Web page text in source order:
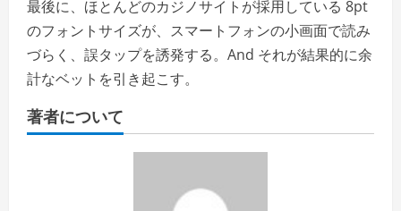
最後に、ほとんどのカジノサイトが採用している 8pt
のフォントサイズが、スマートフォンの小画面で読み
づらく、誤タップを誘発する。And それが結果的に余
計なベットを引き起こす。
著者について